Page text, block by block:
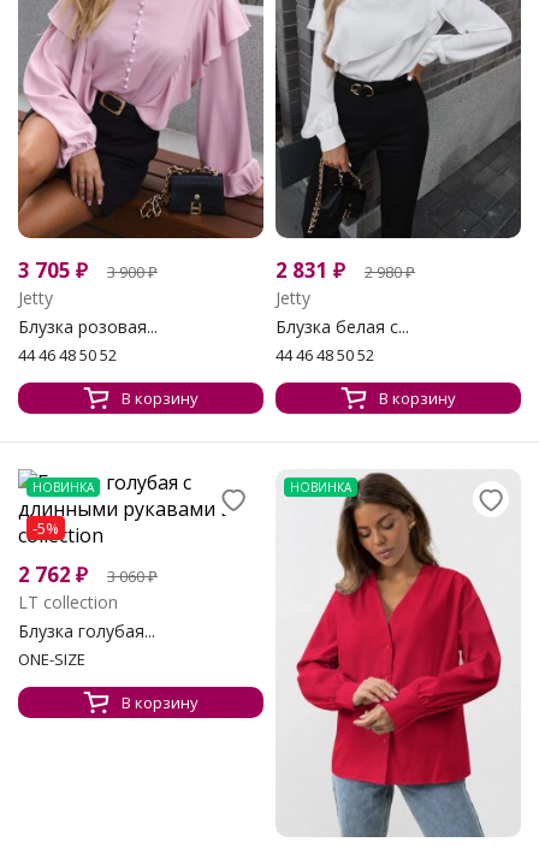
3 705 ₽ 3 900₽
Jetty
Блузка розовая...
44 46 48 50 52
В корзину
2 831 ₽ 2 980₽
Jetty
Блузка белая с...
44 46 48 50 52
В корзину
НОВИНКА
-5%
2 762 ₽ 3 060₽
LT collection
Блузка голубая...
ONE-SIZE
В корзину
НОВИНКА